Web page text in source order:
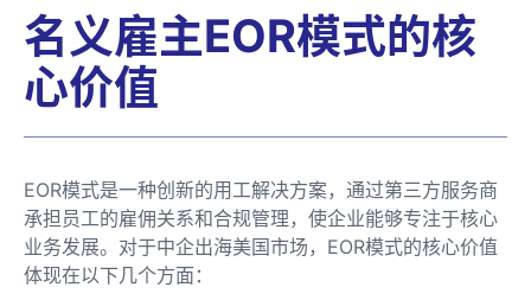
名义雇主EOR模式的核
心价值
EOR模式是一种创新的用工解决方案，通过第三方服务商
承担员工的雇佣关系和合规管理，使企业能够专注于核心
业务发展。对于中企出海美国市场，EOR模式的核心价值
体现在以下几个方面：